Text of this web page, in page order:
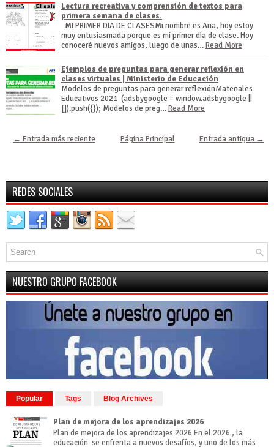
Lectura recreativa y comprensión de textos para
primera semana de clases.
MI PRIMER DIA DE CLASESMi nombre es Ana, hoy estoy
muy entusiasmada porque es mi primer día de clase. Hoy
conoceré nuevos amigos, luego de unas…Read More
Ejemplos de preguntas para generar reflexión en
clases virtuales | Ministerio de Educación
Modelos de preguntas para generar reflexiónMateriales
Educativos 2021 (adsbygoogle = window.adsbygoogle ||
[]).push({}); Modelos de preg…Read More
← Entrada más reciente Entrada antigua →
Página Principal
REDES SOCIALES
NUESTRO GRUPO FACEBOOK
Popular Tags Blog Archives
Plan de mejora de los aprendizajes 2026
Plan de mejora de los aprendizajes 2026 En el 2026 , la
educación se enfrenta a nuevos desafíos, y uno de los más